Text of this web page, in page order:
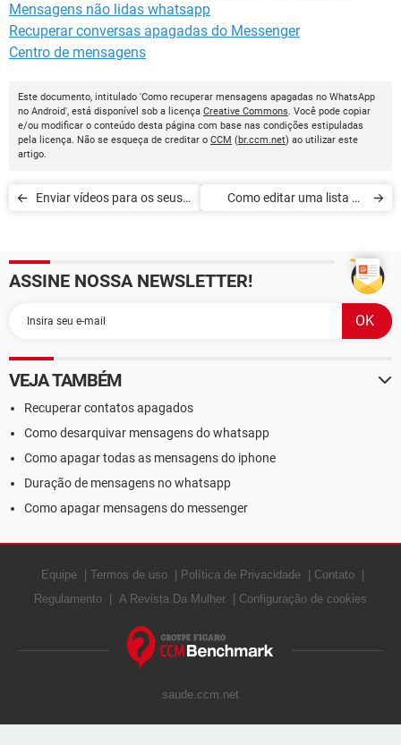
Mensagens não lidas whatsapp
Recuperar conversas apagadas do Messenger
Centro de mensagens
Este documento, intitulado 'Como recuperar mensagens apagadas no WhatsApp
no Android', está disponível sob a licença Creative Commons. Você pode copiar
e/ou modificar o conteúdo desta página com base nas condições estipuladas
pela licença. Não se esqueça de creditar o CCM (br.ccm.net) ao utilizar este
artigo.
Enviar vídeos para os seus
Como editar uma lista de
ASSINE NOSSA NEWSLETTER!
VEJA TAMBÉM
Recuperar contatos apagados
Como desarquivar mensagens do whatsapp
Como apagar todas as mensagens do iphone
Duração de mensagens no whatsapp
Como apagar mensagens do messenger
Equipe Termos de uso Política de Privacidade
Contato
Regulamento
A Revista Da Mulher Configuração de cookies
saude.ccm.net